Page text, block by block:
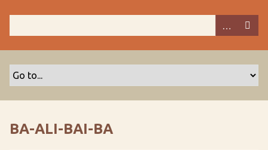
i
BA-ALI-BAI-BA